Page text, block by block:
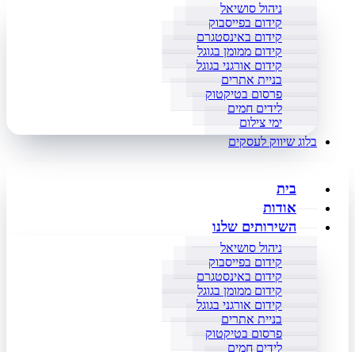
ניהול סושיאל
קידום בפייסבוק
קידום באינסטגרם
קידום ממומן בגוגל
קידום אורגני בגוגל
בניית אתרים
פרסום בטיקטוק
לידים חמים
ימי צילום
בלוג שיווק לעסקים
בית
אודות
השירותים שלנו
ניהול סושיאל
קידום בפייסבוק
קידום באינסטגרם
קידום ממומן בגוגל
קידום אורגני בגוגל
בניית אתרים
פרסום בטיקטוק
לידים חמים